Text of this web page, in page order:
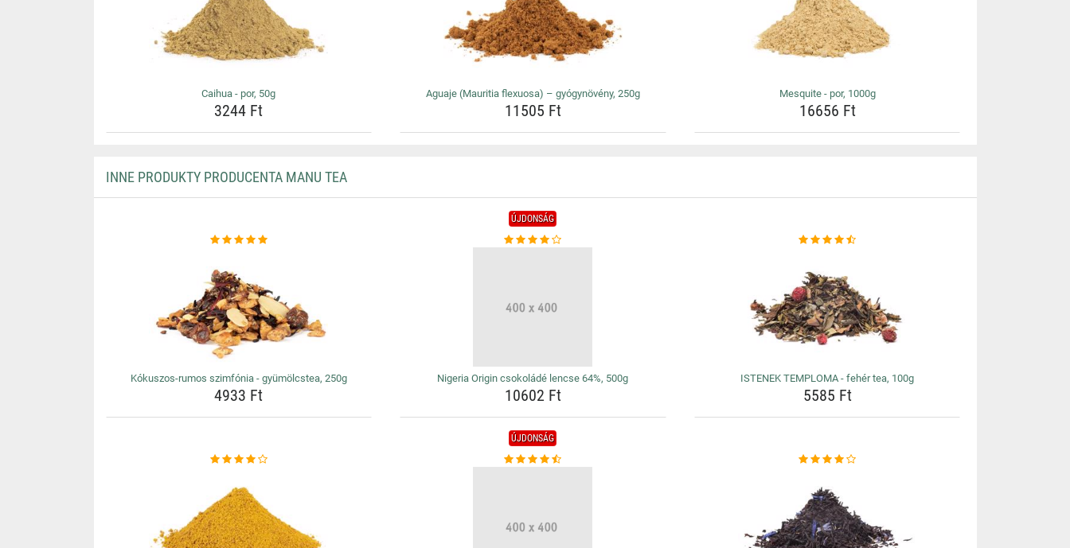
Caihua - por, 50g
3244 Ft
Aguaje (Mauritia flexuosa) – gyógynövény, 250g
11505 Ft
Mesquite - por, 1000g
16656 Ft
INNE PRODUKTY PRODUCENTA MANU TEA
Kókuszos-rumos szimfónia - gyümölcstea, 250g
4933 Ft
ÚJDONSÁG
Nigeria Origin csokoládé lencse 64%, 500g
10602 Ft
ISTENEK TEMPLOMA - fehér tea, 100g
5585 Ft
ÚJDONSÁG